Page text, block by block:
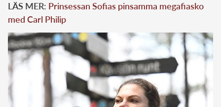
LÄS MER: Prinsessan Sofias pinsamma megafiasko
med Carl Philip